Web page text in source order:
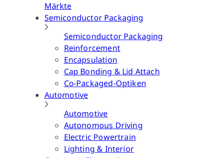
Märkte
Semiconductor Packaging
Semiconductor Packaging
Reinforcement
Encapsulation
Cap Bonding & Lid Attach
Co-Packaged-Optiken
Automotive
Automotive
Autonomous Driving
Electric Powertrain
Lighting & Interior